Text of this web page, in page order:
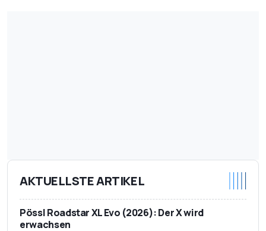
AKTUELLSTE ARTIKEL
Pössl Roadstar XL Evo (2026): Der X wird
erwachsen